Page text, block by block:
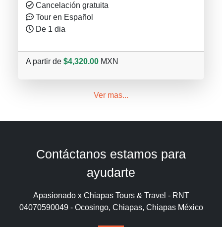
Cancelación gratuita
Tour en Español
De 1 dia
A partir de $4,320.00 MXN
Ver mas...
Contáctanos estamos para
ayudarte
Apasionado x Chiapas Tours & Travel - RNT
04070590049 - Ocosingo, Chiapas, Chiapas México